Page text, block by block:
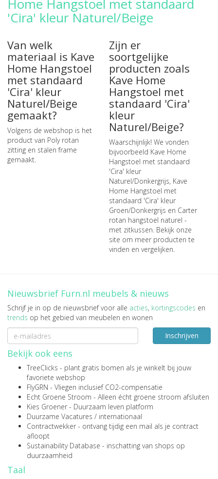
Home Hangstoel met standaard
'Cira' kleur Naturel/Beige
Van welk
materiaal is Kave
Home Hangstoel
met standaard
'Cira' kleur
Naturel/Beige
gemaakt?
Volgens de webshop is het
product van Poly rotan
zitting en stalen frame
gemaakt.
Zijn er
soortgelijke
producten zoals
Kave Home
Hangstoel met
standaard 'Cira'
kleur
Naturel/Beige?
Waarschijnlijk! We vonden
bijvoorbeeld Kave Home
Hangstoel met standaard
'Cira' kleur
Naturel/Donkergrijs, Kave
Home Hangstoel met
standaard 'Cira' kleur
Groen/Donkergrijs en Carter
rotan hangstoel naturel -
met zitkussen. Bekijk onze
site om meer producten te
vinden en vergelijken.
Nieuwsbrief Furn.nl meubels & nieuws
Schrijf je in op de nieuwsbrief voor alle acties, kortingscodes en
trends op het gebied van meubelen en wonen
Inschrijven
Bekijk ook eens
TreeClicks - plant gratis bomen als je winkelt bij jouw
favoriete webshop
FlyGRN - Vliegen inclusief CO2-compensatie
Echt Groene Stroom - Alleen écht groene stroom afsluiten
Kies Groener - Duurzaam leven platform
Duurzame Vacatures / internationaal
Contractwekker - ontvang tijdig een mail als je contract
afloopt
Sustainability Database - inschatting van shops op
duurzaamheid
Taal